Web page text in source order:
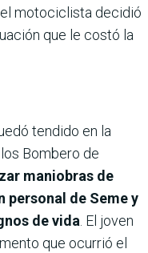
motociclista decidió
que le costó la
tendido en la
Bombero de
maniobras de
personal de Seme y
de vida. El joven
que ocurrió el